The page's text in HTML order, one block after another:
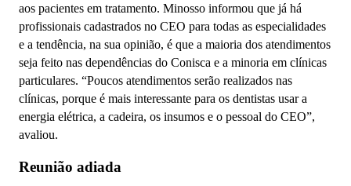
aos pacientes em tratamento. Minosso informou que já há
profissionais cadastrados no CEO para todas as especialidades
e a tendência, na sua opinião, é que a maioria dos atendimentos
seja feito nas dependências do Conisca e a minoria em clínicas
particulares. “Poucos atendimentos serão realizados nas
clínicas, porque é mais interessante para os dentistas usar a
energia elétrica, a cadeira, os insumos e o pessoal do CEO”,
avaliou.
Reunião adiada